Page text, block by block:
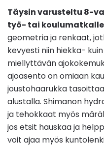
Täysin varusteltu 8-
työ- tai
geometria ja renkaat,
kevyesti niin hiekka-
miellyttävän
ajoasento on omiaan
joustohaarukka
alustalla. Shimanon
ja tehokkaat myös
jos etsit hauskaa ja
voit ajaa myös